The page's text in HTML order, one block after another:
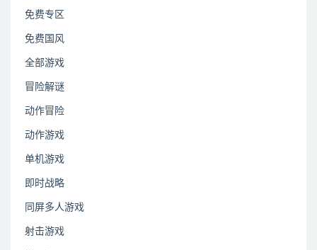
免费专区
免费国风
全部游戏
冒险解谜
动作冒险
动作游戏
单机游戏
即时战略
同屏多人游戏
射击游戏